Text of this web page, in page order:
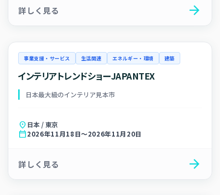
詳しく見る arrow_forward
事業支援・サービス 生活関連 エネルギー・環境 建築
インテリアトレンドショーJAPANTEX
日本最大級のインテリア見本市
location_on 日本 / 東京
calendar_today2026年11月18日～2026年11月20日
詳しく見る arrow_forward